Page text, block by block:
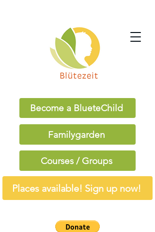
Become a BlueteChild
Familygarden
Courses / Groups
Places available! Sign up now!